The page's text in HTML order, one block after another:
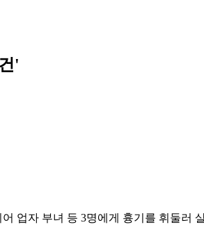
'
업자 부녀 등 3명에게 흉기를 휘둘러